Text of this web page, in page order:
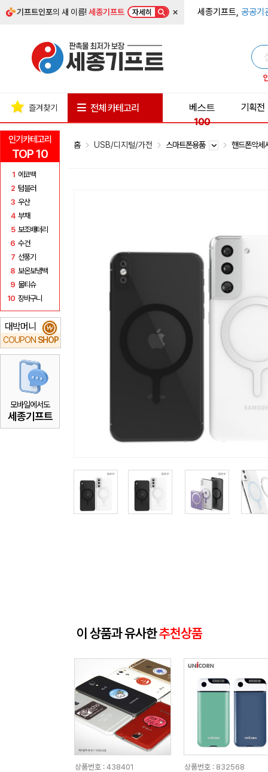
기프트인포의 새 이름!세종기프트 자세히 × 세종기프트, 공공기
인기카테고리
TOP 10
1 에코백
2 텀블러
3 우산
4 부채
5 보조배터리
6 수건
7 선풍기
8 보온보냉백
9 물티슈
10 장바구니
대박머니
COUPON SHOP
₩
모바일에서도
세종기프트
즐겨찾기 전체 카테고리
베스트
100
기획전
홈 USB/디지털/가전 스마트폰용품 핸드폰악
이 상품과 유사한추천상품
상품번호 : 438401
상품번호 : 832568